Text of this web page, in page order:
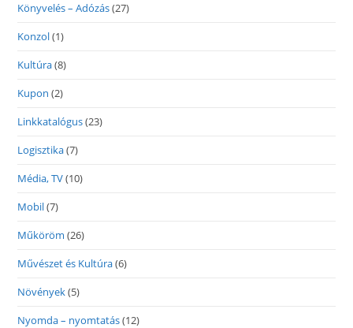
Könyvelés – Adózás(27)
Konzol(1)
Kultúra(8)
Kupon (2)
Linkkatalógus(23)
Logisztika(7)
Média, TV(10)
Mobil(7)
Műköröm (26)
Művészet és Kultúra(6)
Növények(5)
Nyomda – nyomtatás(12)